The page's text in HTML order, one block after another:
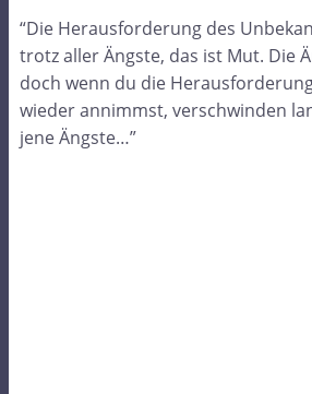
“Die Herausforderung des
trotz aller Ängste, das ist Mut. Die
doch wenn du die
wieder annimmst, verschwinden
jene Ängste…”